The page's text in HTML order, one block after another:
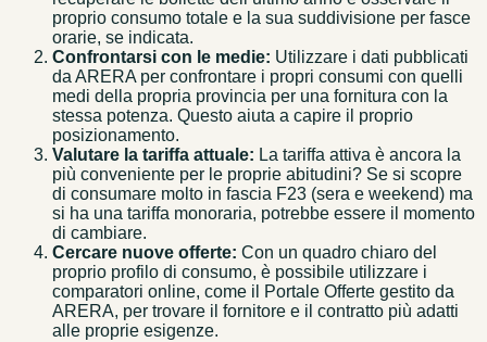
proprio consumo totale e la sua suddivisione per fasce
orarie, se indicata.
Confrontarsi con le medie: Utilizzare i dati pubblicati
da ARERA per confrontare i propri consumi con quelli
medi della propria provincia per una fornitura con la
stessa potenza. Questo aiuta a capire il proprio
posizionamento.
Valutare la tariffa attuale: La tariffa attiva è ancora la
più conveniente per le proprie abitudini? Se si scopre
di consumare molto in fascia F23 (sera e weekend) ma
si ha una tariffa monoraria, potrebbe essere il momento
di cambiare.
Cercare nuove offerte: Con un quadro chiaro del
proprio profilo di consumo, è possibile utilizzare i
comparatori online, come il Portale Offerte gestito da
ARERA, per trovare il fornitore e il contratto più adatti
alle proprie esigenze.